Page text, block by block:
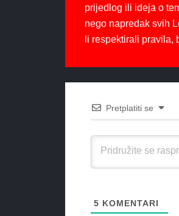
prijedlog ili ideja o
nego napredak svih
li respektirali pravila,
Pretplatiti se
5 KOMENTARI